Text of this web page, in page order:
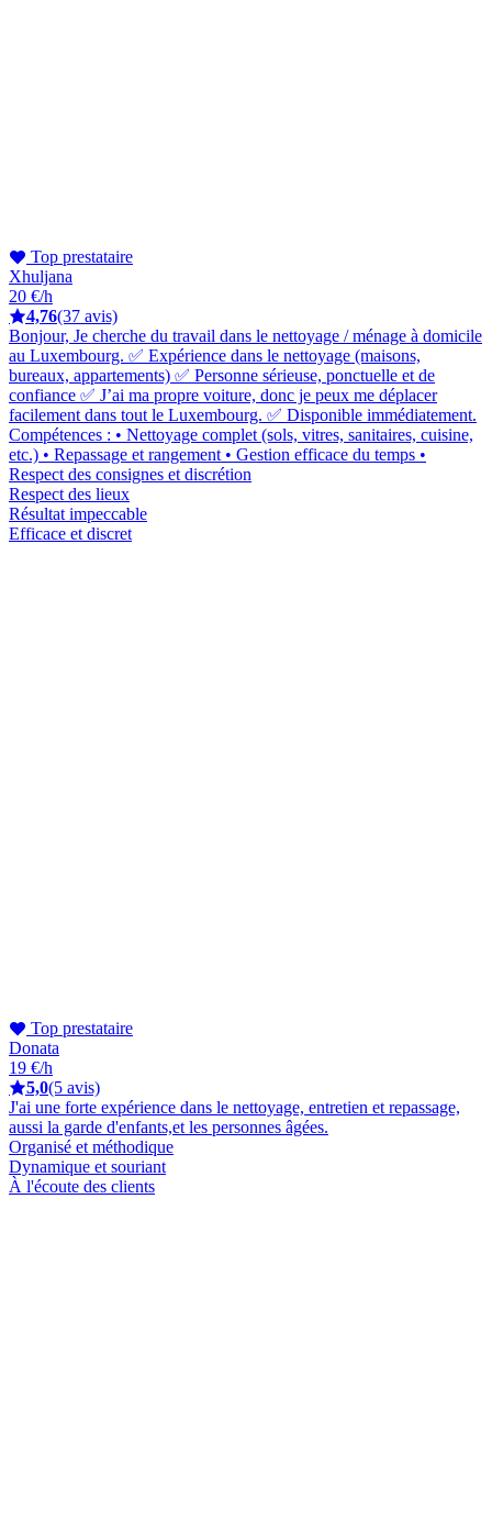
Top prestataire
Xhuljana
20 €/h
4,76(37 avis)
Bonjour, Je cherche du travail dans le nettoyage / ménage à domicile
au Luxembourg. ✅ Expérience dans le nettoyage (maisons,
bureaux, appartements) ✅ Personne sérieuse, ponctuelle et de
confiance ✅ J’ai ma propre voiture, donc je peux me déplacer
facilement dans tout le Luxembourg. ✅ Disponible immédiatement.
Compétences : • Nettoyage complet (sols, vitres, sanitaires, cuisine,
etc.) • Repassage et rangement • Gestion efficace du temps •
Respect des consignes et discrétion
Respect des lieux
Résultat impeccable
Efficace et discret
Top prestataire
Donata
19 €/h
5,0(5 avis)
J'ai une forte expérience dans le nettoyage, entretien et repassage,
aussi la garde d'enfants,et les personnes âgées.
Organisé et méthodique
Dynamique et souriant
À l'écoute des clients